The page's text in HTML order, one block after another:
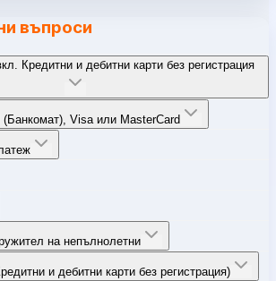
въпроси
Кредитни и дебитни карти без регистрация
Visa или MasterCard
на непълнолетни
с Борика (Кредитни и дебитни карти без регистрация)